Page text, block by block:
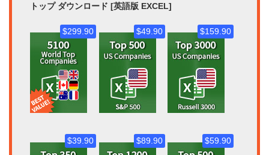
トップ ダウンロード [英語版 EXCEL]
$299.90 $49.90 $159.90
$39.90 $89.90 $59.90